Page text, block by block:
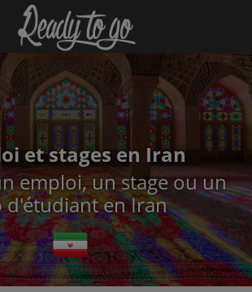
et stages en Iran
emploi, un stage ou un
d'étudiant en Iran